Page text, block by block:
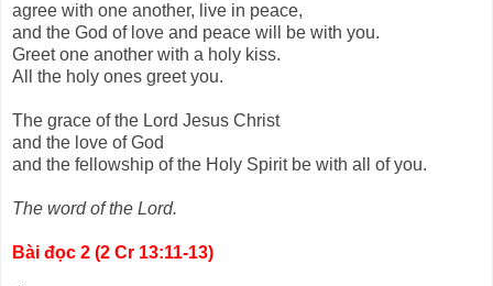
agree with one another, live in peace,
and the God of love and peace will be with you.
Greet one another with a holy kiss.
All the holy ones greet you.
The grace of the Lord Jesus Christ
and the love of God
and the fellowship of the Holy Spirit be with all of you.
The word of the Lord.
Bài đọc 2 (2 Cr 13:11-13)